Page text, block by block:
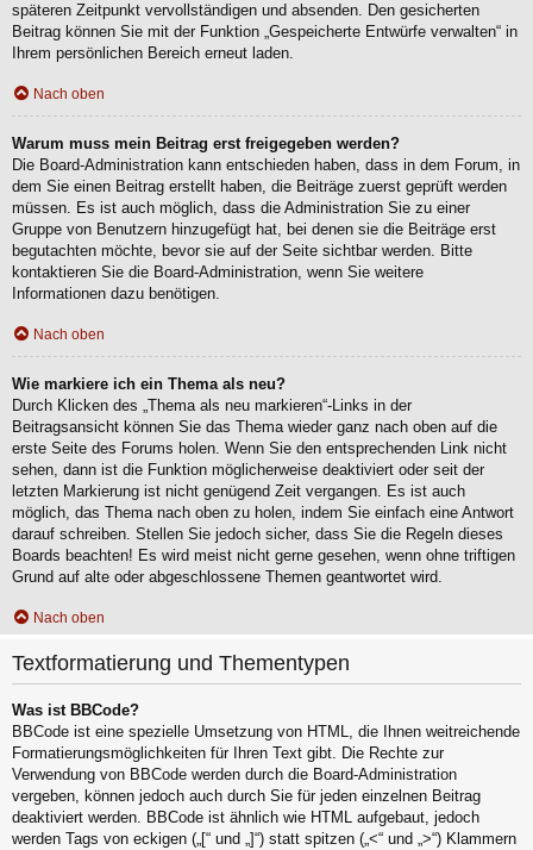
späteren Zeitpunkt vervollständigen und absenden. Den gesicherten
Beitrag können Sie mit der Funktion „Gespeicherte Entwürfe verwalten“ in
Ihrem persönlichen Bereich erneut laden.
Nach oben
Warum muss mein Beitrag erst freigegeben werden?
Die Board-Administration kann entschieden haben, dass in dem Forum, in
dem Sie einen Beitrag erstellt haben, die Beiträge zuerst geprüft werden
müssen. Es ist auch möglich, dass die Administration Sie zu einer
Gruppe von Benutzern hinzugefügt hat, bei denen sie die Beiträge erst
begutachten möchte, bevor sie auf der Seite sichtbar werden. Bitte
kontaktieren Sie die Board-Administration, wenn Sie weitere
Informationen dazu benötigen.
Nach oben
Wie markiere ich ein Thema als neu?
Durch Klicken des „Thema als neu markieren“-Links in der
Beitragsansicht können Sie das Thema wieder ganz nach oben auf die
erste Seite des Forums holen. Wenn Sie den entsprechenden Link nicht
sehen, dann ist die Funktion möglicherweise deaktiviert oder seit der
letzten Markierung ist nicht genügend Zeit vergangen. Es ist auch
möglich, das Thema nach oben zu holen, indem Sie einfach eine Antwort
darauf schreiben. Stellen Sie jedoch sicher, dass Sie die Regeln dieses
Boards beachten! Es wird meist nicht gerne gesehen, wenn ohne triftigen
Grund auf alte oder abgeschlossene Themen geantwortet wird.
Nach oben
Textformatierung und Thementypen
Was ist BBCode?
BBCode ist eine spezielle Umsetzung von HTML, die Ihnen weitreichende
Formatierungsmöglichkeiten für Ihren Text gibt. Die Rechte zur
Verwendung von BBCode werden durch die Board-Administration
vergeben, können jedoch auch durch Sie für jeden einzelnen Beitrag
deaktiviert werden. BBCode ist ähnlich wie HTML aufgebaut, jedoch
werden Tags von eckigen („[“ und „]“) statt spitzen („<“ und „>“) Klammern